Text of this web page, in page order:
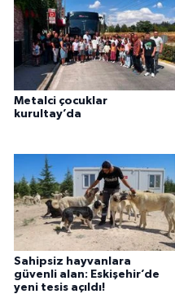
Metalci çocuklar
kurultay’da
Sahipsiz hayvanlara
güvenli alan: Eskişehir’de
yeni tesis açıldı!